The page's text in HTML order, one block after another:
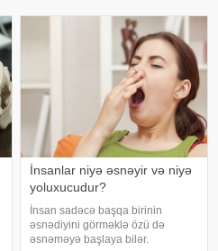
müşahidə edir. Bu isə təkcə esteti
İnsanlar niyə əsnəyir və niyə
yoluxucudur?
İnsan sadəcə başqa birinin
əsnədiyini görməklə özü də
əsnəməyə başlaya bilər.